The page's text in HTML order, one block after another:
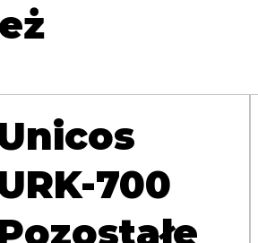
700